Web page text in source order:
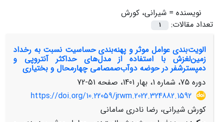
نویسنده = شیرانی، کورش
تعداد مقالات:
1
الویت‌بندی عوامل موثر و پهنه‌بندی حساسیت نسبت به رخداد
زمین‌لغزش با استفاده از مدل‌های حداکثر آنتروپی و
دمپسترشفر در حوضه دوآب‌صمصامی چهارمحال و بختیاری
دوره 75، شماره 1، بهار 1401، صفحه
51-72
https://doi.org/10.22059/jrwm.2022.324882.1592
کورش شیرانی، رضا نادری سامانی